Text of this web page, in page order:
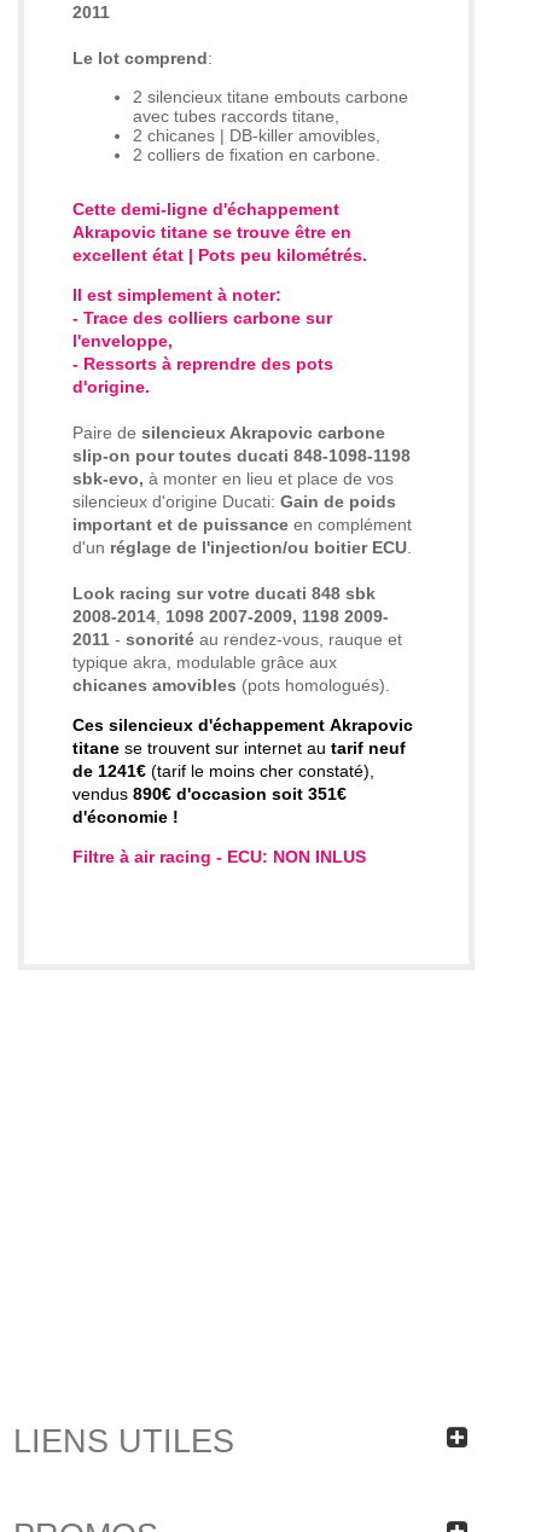
2011
Le lot comprend:
2 silencieux titane embouts carbone
avec tubes raccords titane,
2 chicanes | DB-killer amovibles,
2 colliers de fixation en carbone.
Cette demi-ligne d'échappement
Akrapovic titane se trouve être en
excellent état | Pots peu kilométrés.
Il est simplement à noter:
- Trace des colliers carbone sur
l'enveloppe,
- Ressorts à reprendre des pots
d'origine.
Paire de silencieux Akrapovic carbone
slip-on pour toutes ducati 848-1098-1198
sbk-evo, à monter en lieu et place de vos
silencieux d'origine Ducati: Gain de poids
important et de puissance en complément
d'un réglage de l'injection/ou boitier ECU
Look racing sur votre ducati 848 sbk
2008-2014 1098 2007-2009, 1198 2009-
2011 - sonorité au rendez-vous, rauque et
typique akra, modulable grâce aux
chicanes amovibles (pots homologués).
Ces silencieux d'échappement Akrapovic
titane se trouvent sur internet au tarif neuf
de 1241€ (tarif le moins cher constaté),
vendus 890€ d'occasion soit 351€
d'économie !
Filtre à air racing - ECU: NON INLUS
LIENS UTILES